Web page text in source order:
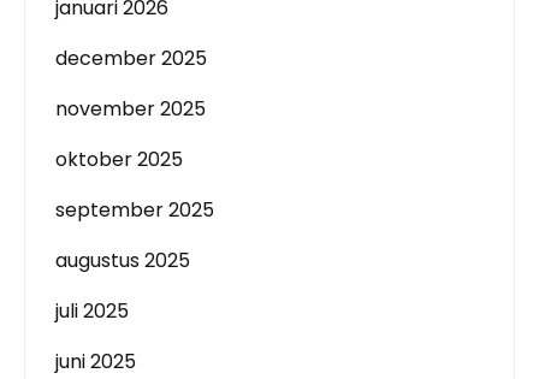
januari 2026
december 2025
november 2025
oktober 2025
september 2025
augustus 2025
juli 2025
juni 2025